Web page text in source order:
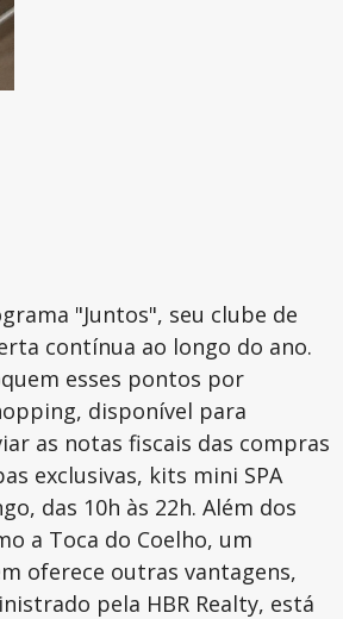
"Juntos", seu clube de
contínua ao longo do ano.
esses pontos por
disponível para
as notas fiscais das compras
exclusivas, kits mini SPA
das 10h às 22h. Além dos
a Toca do Coelho, um
oferece outras vantagens,
pela HBR Realty, está